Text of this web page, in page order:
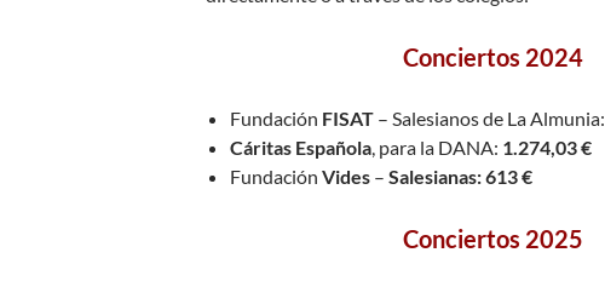
Conciertos 2024
Fundación FISAT – Salesianos de La Almunia:
Cáritas Española, para la DANA: 1.274,03€
Fundación Vides – Salesianas: 613 €
Conciertos 2025